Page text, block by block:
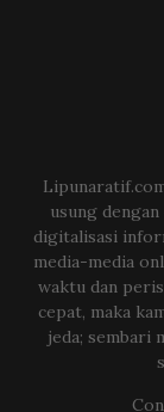
usung
digitalisasi
media-media
waktu dan
cepat, maka
jeda; sembari